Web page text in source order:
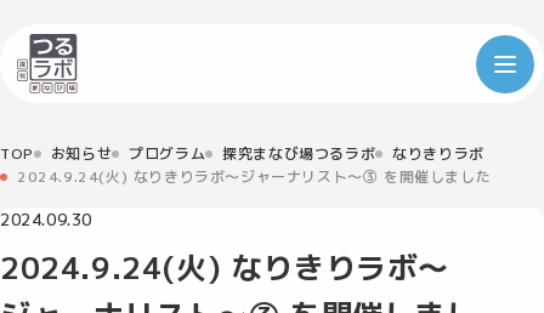
TOP お知らせ プログラム 探究まなび場つるラボ
なりきりラボ
2024.9.24(火) なりきりラボ～ジャーナリスト～③ を開催しました
2024.09.30
2024.9.24(火) なりきりラボ～